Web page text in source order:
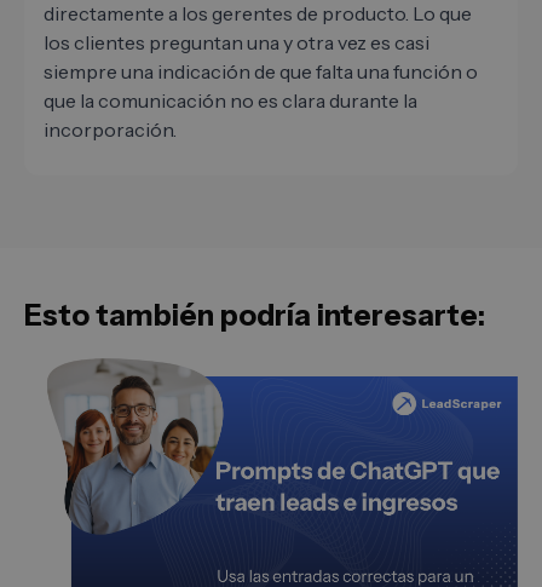
directamente a los gerentes de producto. Lo que
los clientes preguntan una y otra vez es casi
siempre una indicación de que falta una función o
que la comunicación no es clara durante la
incorporación.
Esto también podría interesarte: